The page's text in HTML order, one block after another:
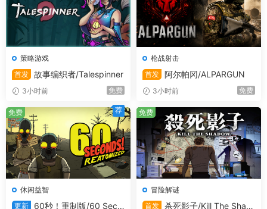
着你可以在双人模式中将自己在单人模式下发现的资源与他
人共享，这简直太棒了！赶快携好友一起开启冒险之旅吧！
修建农场；种植农作物并制作美味佳肴；建造商店，向游客
策略游戏
首发 故事编织者/Talespinner
3小时前 免费
枪战射击
首发 阿尔帕冈/ALPARGUN
3小时前 免费
休闲益智
更新
60秒！重制版/60 Seco
免费 荐
冒险解谜
首发 杀死影子/Kill The Shad
免费